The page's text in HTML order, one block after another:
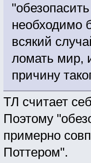
необходимо
всякий
ломать мир,
причину
ТЛ считает
Поэтому
примерно
Поттером".